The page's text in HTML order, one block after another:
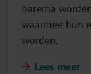
barema
waarmee hun
worden.
Lees meer